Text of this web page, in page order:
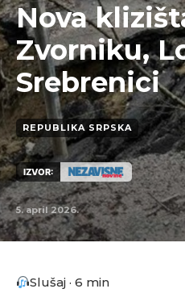
Nova
Zvorniku,
Srebrenici
REPUBLIKA SRPSKA
IZVOR:
5. april 2026.
Slušaj · 6 min